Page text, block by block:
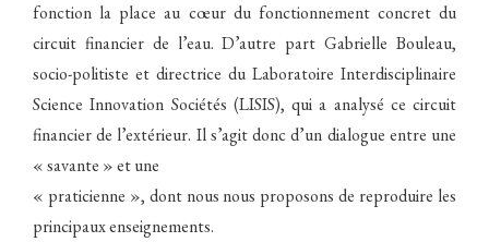
fonction la place au cœur du fonctionnement concret du
circuit financier de l’eau. D’autre part Gabrielle Bouleau,
socio-politiste et directrice du Laboratoire Interdisciplinaire
Science Innovation Sociétés (LISIS), qui a analysé ce circuit
financier de l’extérieur. Il s’agit donc d’un dialogue entre une
« savante » et une
« praticienne », dont nous nous proposons de reproduire les
principaux enseignements.